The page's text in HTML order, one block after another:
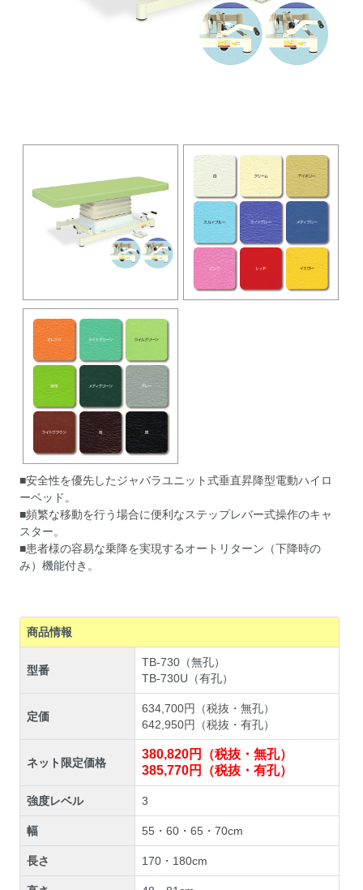
■安全性を優先したジャバラユニット式垂直昇降型電動ハイロ
ーベッド。
■頻繁な移動を行う場合に便利なステップレバー式操作のキャ
スター。
■患者様の容易な乗降を実現するオートリターン（下降時の
み）機能付き。
商品情報
型番
TB-730（無孔）
TB-730U（有孔）
定価
634,700円（税抜・無孔）
642,950円（税抜・有孔）
ネット限定価格
380,820円（税抜・無孔）
385,770円（税抜・有孔）
強度レベル 3
幅 55・60・65・70cm
長さ 170・180cm